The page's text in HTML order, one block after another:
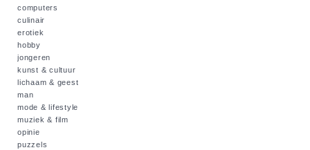
computers
culinair
erotiek
hobby
jongeren
kunst & cultuur
lichaam & geest
man
mode & lifestyle
muziek & film
opinie
puzzels